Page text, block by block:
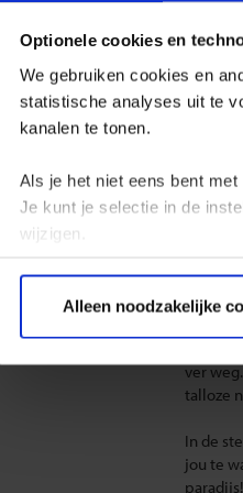
Optionele cookies en
We gebruiken cookies en
statistische analyses uit te
kanalen te tonen.
Als je het niet eens bent
Je kunt je selectie in de
wijzigen.
Alleen noodzakelijke
Ga met
Maak
het
Reizen
zeven
ver
talloze
In de
jou te